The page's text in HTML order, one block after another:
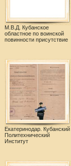
М.В.Д. Кубанское
областное по воинской
повинности присутствие
Екатеринодар. Кубанский
Политехнический
Институт